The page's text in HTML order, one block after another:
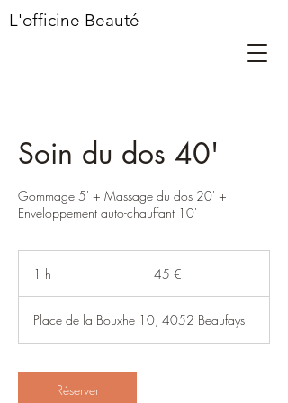
L'officine Beauté
Soin du dos 40'
Gommage 5' + Massage du dos 20' +
Enveloppement auto-chauffant 10'
1 h 45 €
Place de la Bouxhe 10, 4052 Beaufays
Réserver